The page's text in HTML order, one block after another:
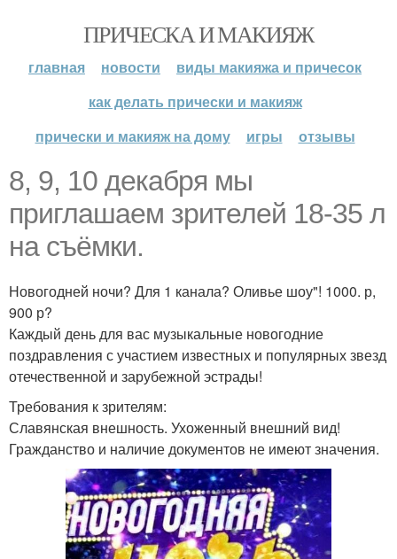
ПРИЧЕСКА И МАКИЯЖ
главная новости
виды макияжа и причесок
как делать прически и макияж
прически и макияж на дому
игры отзывы
8, 9, 10 декабря мы
приглашаем зрителей 18-35 л
на съёмки.
Новогодней ночи? Для 1 канала? Оливье шоу"! 1000. р,
900 р?
Каждый день для вас музыкальные новогодние
поздравления с участием известных и популярных звезд
отечественной и зарубежной эстрады!
Требования к зрителям:
Славянская внешность. Ухоженный внешний вид!
Гражданство и наличие документов не имеют значения.